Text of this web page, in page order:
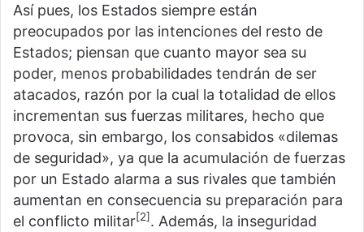
Así pues, los Estados siempre están
preocupados por las intenciones del resto de
Estados; piensan que cuanto mayor sea su
poder, menos probabilidades tendrán de ser
atacados, razón por la cual la totalidad de ellos
incrementan sus fuerzas militares, hecho que
provoca, sin embargo, los consabidos «dilemas
de seguridad», ya que la acumulación de fuerzas
por un Estado alarma a sus rivales que también
aumentan en consecuencia su preparación para
el conflicto militar[2]. Además, la inseguridad